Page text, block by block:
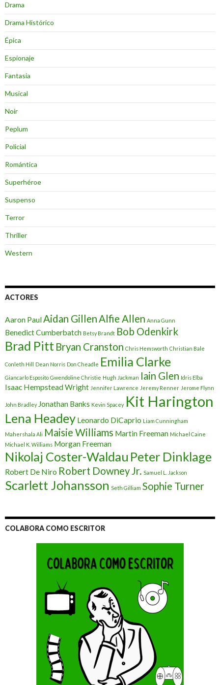
Drama
Drama Histórico
Épica
Espionaje
Fantasia
Musical
Noir
Peplum
Policial
Romántica
Superhéroe
Suspenso
Terror
Thriller
Western
ACTORES
Aaron PaulAidan GillenAlfie Allen Anna Gunn
Benedict Cumberbatch Betsy Brandt Bob Odenkirk
Brad Pitt Bryan Cranston Chris Hemsworth Christian Bale
Conleth Hill Dean Norris Don Cheadle Emilia Clarke
Giancarlo Esposito Gwendoline Christie Hugh Jackman Iain Glen Idris Elba
Isaac Hempstead Wright Jennifer Lawrence Jeremy Renner Jerome Flynn
John Bradley Jonathan Banks Kevin Spacey Kit Harington
Lena Headey Leonardo DiCaprio Liam Cunningham
Mahershala Ali Maisie Williams Martin Freeman Michael Caine
Michael K. Williams Morgan Freeman
Nikolaj Coster-Waldau Peter Dinklage
Robert De Niro Robert Downey Jr. Samuel L. Jackson
Scarlett Johansson Seth Gilliam Sophie Turner
COLABORA COMO ESCRITOR